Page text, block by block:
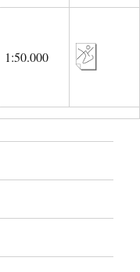
1:50.000